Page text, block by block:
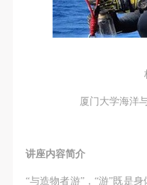
厦门大学海洋
讲座内容简介
“与造物者游”，“游”既是